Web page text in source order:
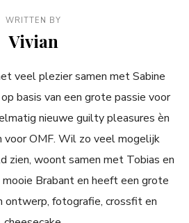
WRITTEN BY
Vivian
veel plezier samen met Sabine
basis van een grote passie voor
nieuwe guilty pleasures èn
voor OMF. Wil zo veel mogelijk
zien, woont samen met Tobias en
Brabant en heeft een grote
ontwerp, fotografie, crossfit en